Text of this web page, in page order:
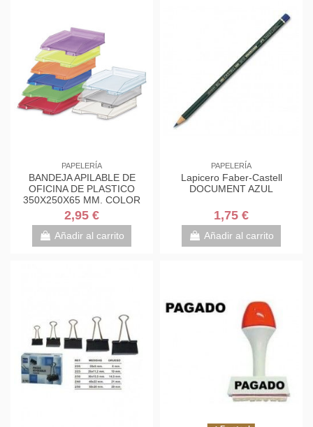
PAPELERÍA
BANDEJA APILABLE DE
OFICINA DE PLASTICO
350X250X65 MM. COLOR
TRANSPARENTE FAIBO 93-
23
2,95 €
Añadir al carrito
PAPELERÍA
Lapicero Faber-Castell
DOCUMENT AZUL
1,75 €
Añadir al carrito